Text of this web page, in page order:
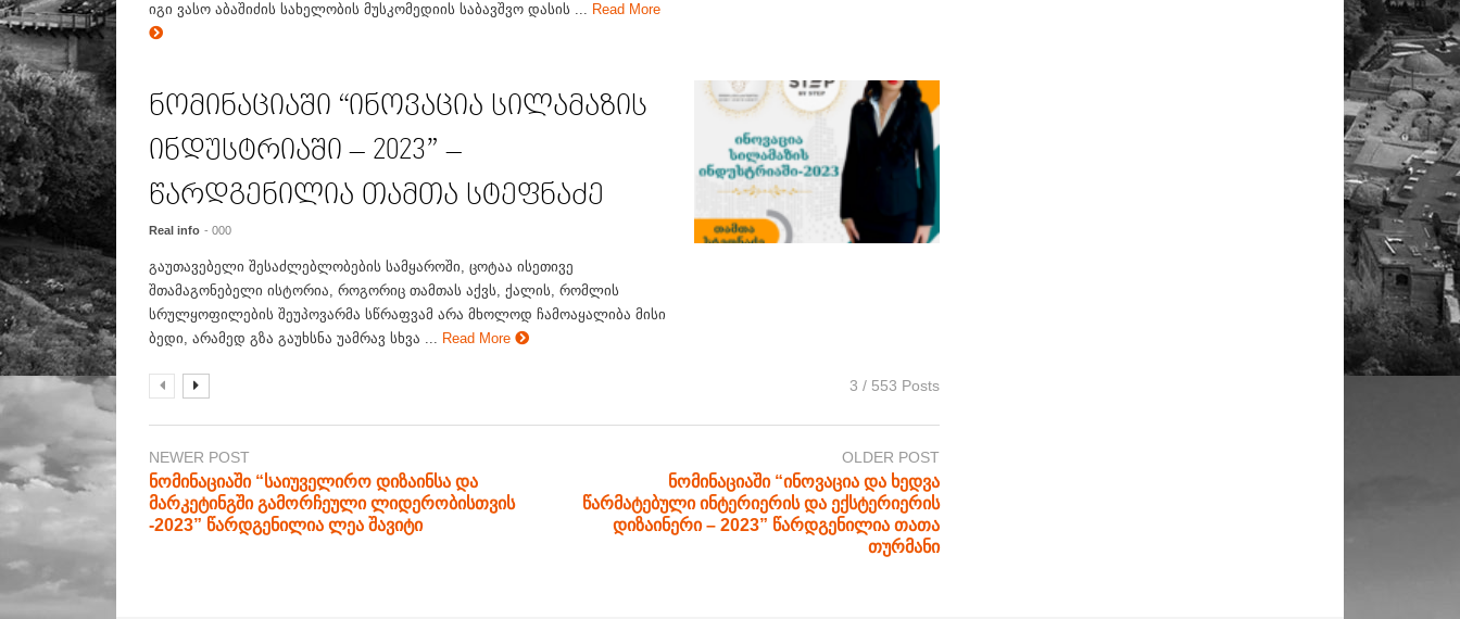
იგი ვასო აბაშიძის სახელობის მუსკომედიის საბავშვო დასის ... Read More
ნომინაციაში “ინოვაცია სილამაზის
ინდუსტრიაში – 2023” –
წარდგენილია თამთა სტეფნაძე
Real info - 000
გაუთავებელი შესაძლებლობების სამყაროში, ცოტაა ისეთივე
შთამაგონებელი ისტორია, როგორიც თამთას აქვს, ქალის, რომლის
სრულყოფილების შეუპოვარმა სწრაფვამ არა მხოლოდ ჩამოაყალიბა მისი
ბედი, არამედ გზა გაუხსნა უამრავ სხვა ... Read More
3 / 553 Posts
NEWER POST
ნომინაციაში “საიუველირო დიზაინსა და
მარკეტინგში გამორჩეული ლიდერობისთვის
-2023” წარდგენილია ლეა შავიტი
OLDER POST
ნომინაციაში “ინოვაცია და ხედვა
წარმატებული ინტერიერის და ექსტერიერის
დიზაინერი – 2023” წარდგენილია თათა
თურმანი